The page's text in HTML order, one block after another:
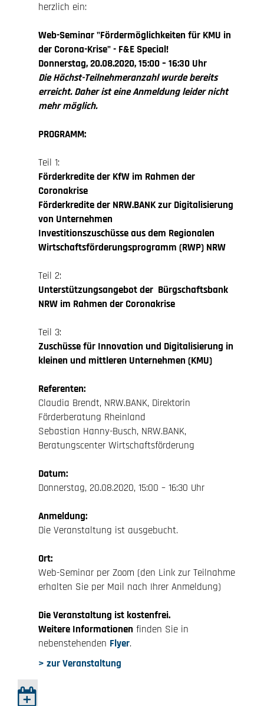
herzlich ein:
Web-Seminar"Fördermöglichkeiten für KMU in
der Corona-Krise" - F&E Special!
Donnerstag, 20.08.2020, 15:00 – 16:30 Uhr
Die Höchst-Teilnehmeranzahl wurde bereits
erreicht. Daher ist eine Anmeldung leider nicht
mehr möglich.
PROGRAMM:
Teil 1:
Förderkredite der KfW im Rahmen der
Coronakrise
Förderkredite der NRW.BANK zur Digitalisierung
von Unternehmen
Investitionszuschüsse aus dem Regionalen
Wirtschaftsförderungsprogramm (RWP) NRW
Teil 2:
Unterstützungsangebot der Bürgschaftsbank
NRW im Rahmen der Coronakrise
Teil 3:
Zuschüsse für Innovation und Digitalisierung in
kleinen und mittleren Unternehmen (KMU)
Referenten:
Claudia Brendt, NRW.BANK, Direktorin
Förderberatung Rheinland
Sebastian Hanny-Busch, NRW.BANK,
Beratungscenter Wirtschaftsförderung
Datum:
Donnerstag, 20.08.2020, 15:00 – 16:30 Uhr
Anmeldung:
Die Veranstaltung ist ausgebucht.
Ort:
Web-Seminar per Zoom (den Link zur Teilnahme
erhalten Sie per Mail nach Ihrer Anmeldung)
Die Veranstaltung ist kostenfrei.
Weitere Informationen finden Sie in
nebenstehenden Flyer.
> zur Veranstaltung